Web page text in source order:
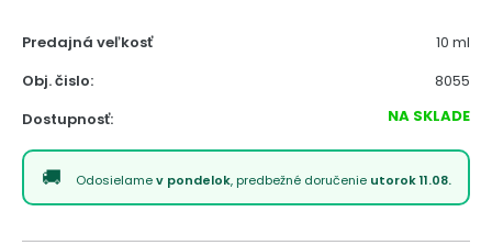
Predajná veľkosť
10 ml
Obj. čislo:
8055
Dostupnosť:
NA SKLADE
Odosielamev pondelok, predbežné doručenie utorok 11.08.